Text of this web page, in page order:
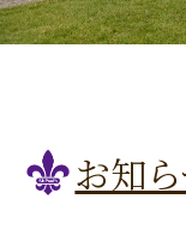
お知